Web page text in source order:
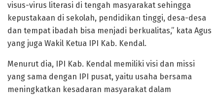
visus-virus literasi di tengah masyarakat sehingga
kepustakaan di sekolah, pendidikan tinggi, desa-desa
dan tempat ibadah bisa menjadi berkualitas,” kata Agus
yang juga Wakil Ketua IPI Kab. Kendal.
Menurut dia, IPI Kab. Kendal memiliki visi dan missi
yang sama dengan IPI pusat, yaitu usaha bersama
meningkatkan kesadaran masyarakat dalam